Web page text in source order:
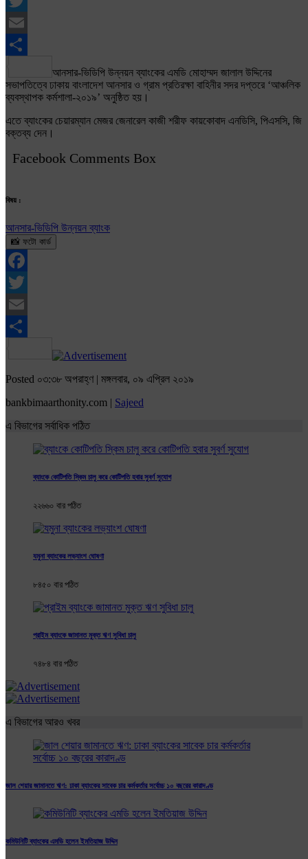
Twitter
Email
আনসার-ভিডিপি উন্নয়ন ব্যাংকের এমডি মোহাম্মদ জালাল উদ্দিনের
সভাপতিত্বে ঢাকায় বাংলাদেশ আনসার ও গ্রাম প্রতিরক্ষা বাহিনীর সদর দপ্তরে ‘আঞ্চলিক
ব্যবস্থাপক কর্মশালা-২০১৯’ অনুষ্ঠিত হয়।
এতে ব্যাংকের চেয়ারম্যান মেজর জেনারেল কাজী শরীফ কায়কোবাদ এনডিসি, পিএসসি, জি
বক্তব্য দেন।
Facebook Comments Box
বিষয় :
আনসার-ভিডিপি উন্নয়ন ব্যাংক
📸 ফটো কার্ড
Facebook
Twitter
Email
Share
Posted ০৩:৩৮ অপরাহ্ণ | মঙ্গলবার, ০৯ এপ্রিল ২০১৯
bankbimaarthonity.com | Sajeed
এ বিভাগের সর্বাধিক পঠিত
ব্যাংকে কোটিপতি স্কিম চালু করে কোটিপতি হবার সুবর্ণ ‍সুযোগ
২২৬৬০ বার পঠিত
যমুনা ব্যাংকের লভ্যাংশ ঘোষণা
৮৪৫০ বার পঠিত
প্রাইম ব্যাংকে জামানত মুক্ত ঋণ সুবিধা চালু
৭৪৮৪ বার পঠিত
এ বিভাগের আরও খবর
জাল শেয়ার জামানতে ঋণ: ঢাকা ব্যাংকের সাবেক চার কর্মকর্তার সর্বোচ্চ ১০ বছরের কারাদণ্ড
কমিউনিটি ব্যাংকের এমডি হলেন ইমতিয়াজ উদ্দিন